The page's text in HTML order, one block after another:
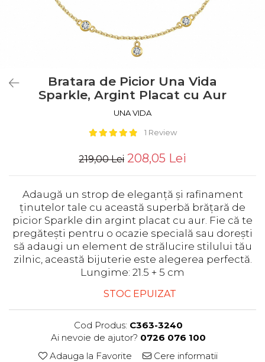
Bratara de Picior Una Vida
Sparkle, Argint Placat cu Aur
UNA VIDA
1 Review
219,00 Lei 208,05 Lei
Adaugă un strop de eleganță și rafinament
ținutelor tale cu această superbă brățară de
picior Sparkle din argint placat cu aur. Fie că te
pregătești pentru o ocazie specială sau dorești
să adaugi un element de strălucire stilului tău
zilnic, această bijuterie este alegerea perfectă.
Lungime: 21.5 + 5 cm
STOC EPUIZAT
Cod Produs: C363-3240
Ai nevoie de ajutor? 0726 076 100
Adauga la Favorite
Cere informatii